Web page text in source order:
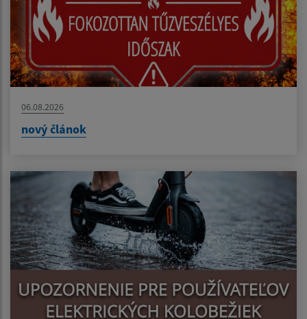
06.08.2026
nový článok